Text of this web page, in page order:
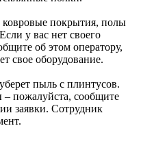
покрытия, полы
у вас нет своего
об этом оператору,
свое оборудование.
пыль с плинтусов.
пожалуйста, сообщите
заявки. Сотрудник